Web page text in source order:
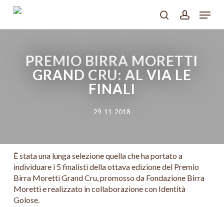
Skip
searchaccount
Menu
PREMIO BIRRA MORETTI
GRAND CRU: AL VIA LE
FINALI
29-11-2018
È stata una lunga selezione quella che ha portato a
individuare i 5 finalisti della ottava edizione del Premio
Birra Moretti Grand Cru, promosso da Fondazione Birra
Moretti e realizzato in collaborazione con Identità
Golose.
Close